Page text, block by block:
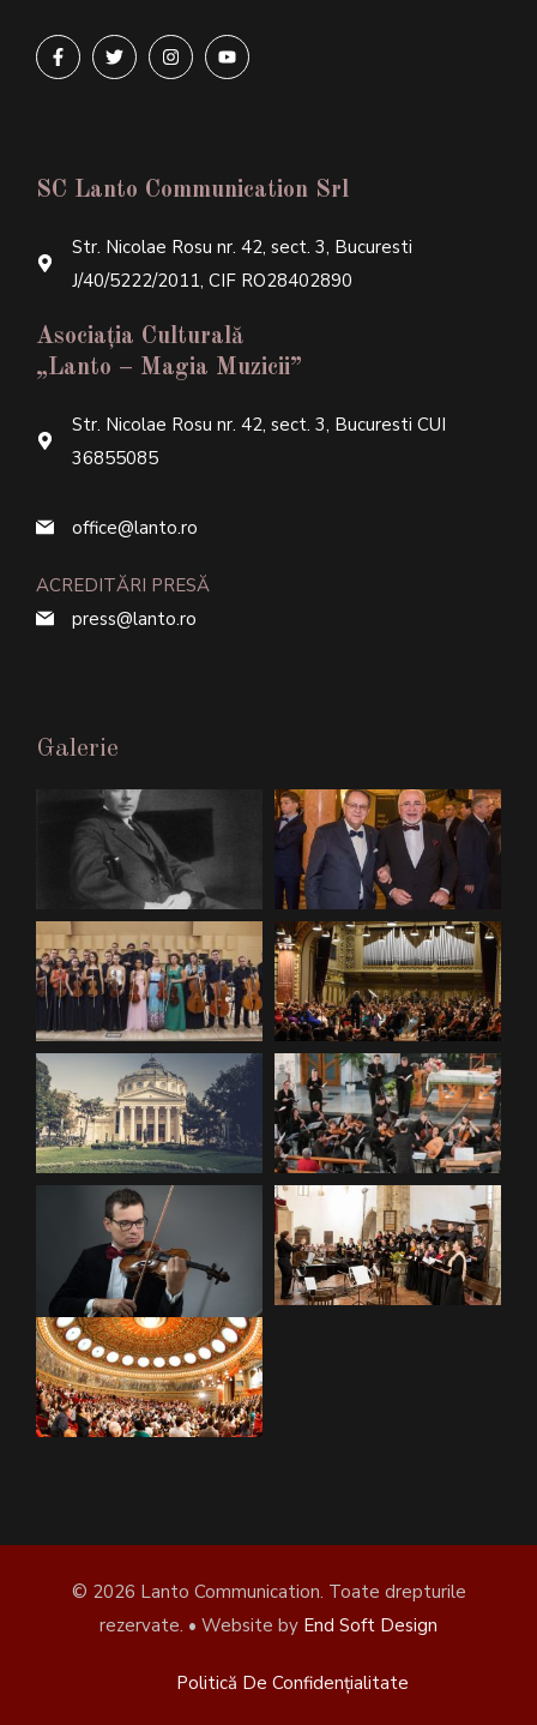
SC Lanto Communication Srl
Str. Nicolae Rosu nr. 42, sect. 3, Bucuresti
J/40/5222/2011, CIF RO28402890
Asociația Culturală
„Lanto – Magia Muzicii”
Str. Nicolae Rosu nr. 42, sect. 3, Bucuresti CUI
36855085
office@lanto.ro
ACREDITĂRI PRESĂ
press@lanto.ro
Galerie
© 2026 Lanto Communication. Toate drepturile
rezervate. • Website by End Soft Design
Politică De Confidențialitate